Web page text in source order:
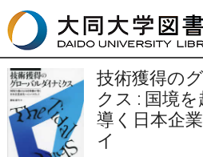
技術獲得の
クス : 国境
導く日本企
イ